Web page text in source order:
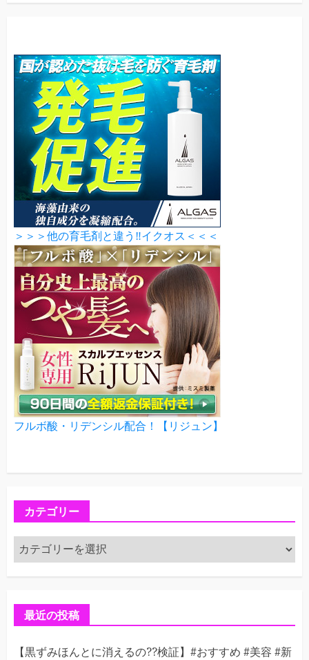
＞＞＞他の育毛剤と違う‼イクオス＜＜＜
フルボ酸・リデンシル配合！【リジュン】
カテゴリー
カ
テ
ゴ
最近の投稿
【黒ずみほんとに消えるの??検証】#おすすめ #美容 #新